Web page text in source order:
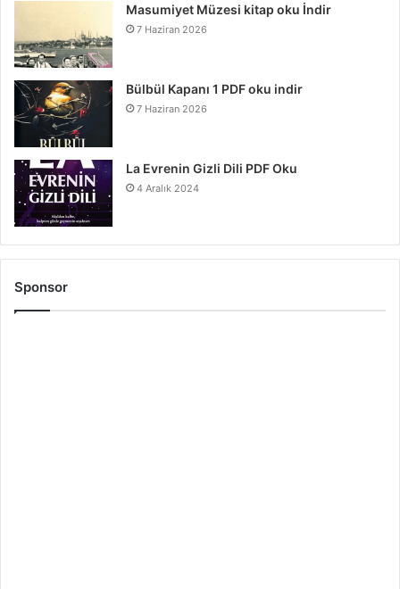
Masumiyet Müzesi kitap oku İndir
7 Haziran 2026
Bülbül Kapanı 1 PDF oku indir
7 Haziran 2026
La Evrenin Gizli Dili PDF Oku
4 Aralık 2024
Sponsor